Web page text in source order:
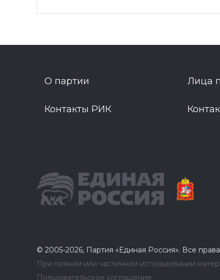
О партии Лица
Контакты РИК
© 2005-2026, Партия «Единая Россия». Все
При полном или частичном использовании
Пользовательское соглашение